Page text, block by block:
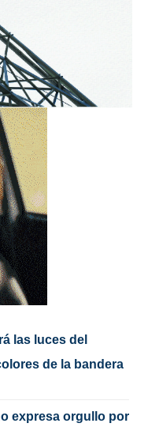
las luces del
de la bandera
expresa orgullo por